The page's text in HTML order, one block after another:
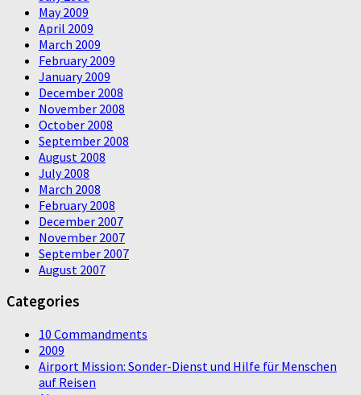
May 2009
April 2009
March 2009
February 2009
January 2009
December 2008
November 2008
October 2008
September 2008
August 2008
July 2008
March 2008
February 2008
December 2007
November 2007
September 2007
August 2007
Categories
10 Commandments
2009
Airport Mission: Sonder-Dienst und Hilfe für Menschen
auf Reisen